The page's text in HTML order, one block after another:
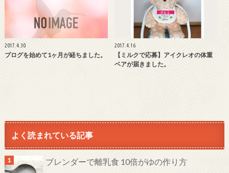
2017.4.30
ブログを始めて1ヶ月が経ちました。
2017.4.16
【ミルクで応募】アイクレオの体重
ベアが届きました。
よく読まれている記事
ブレンダーで離乳食 10倍がゆの作り方